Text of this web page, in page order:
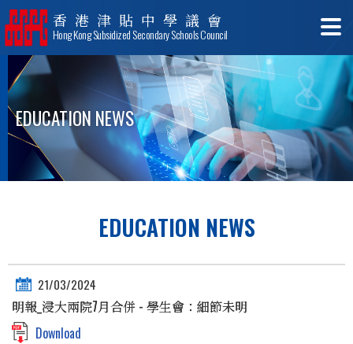
香港津貼中學議會
Hong Kong Subsidized Secondary Schools Council
EDUCATION NEWS
EDUCATION NEWS
21/03/2024
明報_浸大兩院7月合併 - 學生會：細節未明
Download